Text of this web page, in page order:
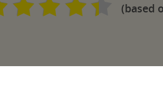
(based